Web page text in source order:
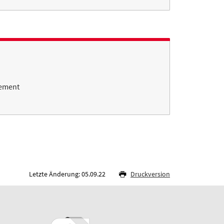
Letzte Änderung: 05.09.22 Druckversion